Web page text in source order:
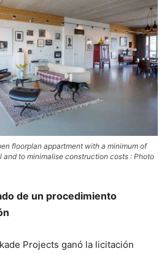
floorplan appartment with a minimum of
and to minimalise construction costs : Photo
de un procedimiento
Projects ganó la licitación